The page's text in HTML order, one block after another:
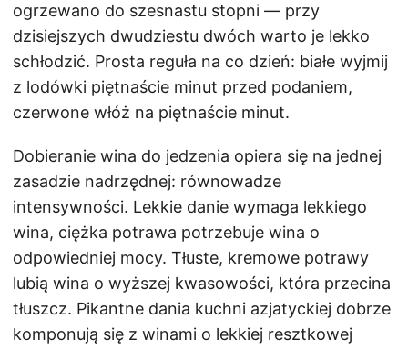
ogrzewano do szesnastu stopni — przy
dzisiejszych dwudziestu dwóch warto je lekko
schłodzić. Prosta reguła na co dzień: białe wyjmij
z lodówki piętnaście minut przed podaniem,
czerwone włóż na piętnaście minut.
Dobieranie wina do jedzenia opiera się na jednej
zasadzie nadrzędnej: równowadze
intensywności. Lekkie danie wymaga lekkiego
wina, ciężka potrawa potrzebuje wina o
odpowiedniej mocy. Tłuste, kremowe potrawy
lubią wina o wyższej kwasowości, która przecina
tłuszcz. Pikantne dania kuchni azjatyckiej dobrze
komponują się z winami o lekkiej resztkowej